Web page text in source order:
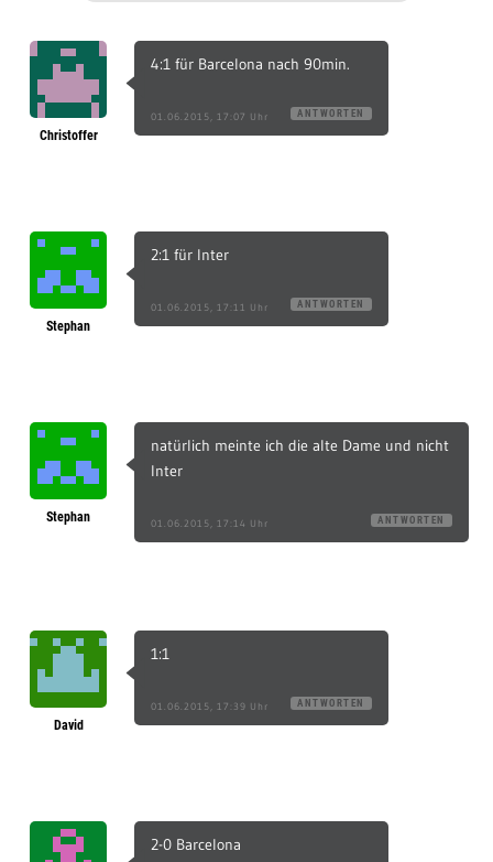
Christoffer
4:1 für Barcelona nach 90min.
01.06.2015, 17:07 Uhr ANTWORTEN
Stephan
2:1 für Inter
01.06.2015, 17:11 Uhr ANTWORTEN
Stephan
natürlich meinte ich die alte Dame und nicht
Inter
01.06.2015, 17:14 Uhr ANTWORTEN
David
1:1
01.06.2015, 17:39 Uhr ANTWORTEN
2-0 Barcelona